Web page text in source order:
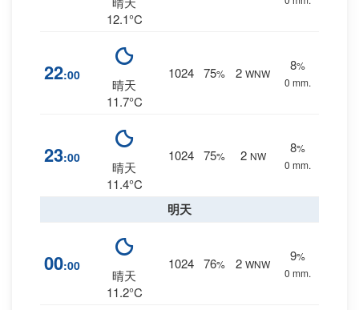
12.1°C
22:00
晴天
11.7°C
1024 75% 2 WNW
8%
0 mm.
23:00
晴天
11.4°C
1024 75% 2 NW
8%
0 mm.
明天
00:00
晴天
11.2°C
1024 76% 2 WNW
9%
0 mm.